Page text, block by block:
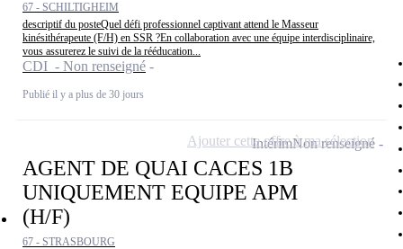
67 - SCHILTIGHEIM
descriptif du posteQuel défi professionnel captivant attend le Masseur
kinésithérapeute (F/H) en SSR ?En collaboration avec une équipe interdisciplinaire,
vous assurerez le suivi de la rééducation...
CDI - Non renseigné
Publié il y a plus de 30 jours
AGENT DE QUAI CACES 1B
UNIQUEMENT EQUIPE APM
(H/F)
67 - STRASBOURG
IntérimNon renseigné
Ajouter cette offre à ma sélection